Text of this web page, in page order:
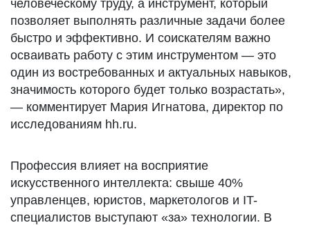
человеческому труду, а инструмент, который
позволяет выполнять различные задачи более
быстро и эффективно. И соискателям важно
осваивать работу с этим инструментом — это
один из востребованных и актуальных навыков,
значимость которого будет только возрастать»,
— комментирует Мария Игнатова, директор по
исследованиям hh.ru.
Профессия влияет на восприятие
искусственного интеллекта: свыше 40%
управленцев, юристов, маркетологов и IT-
специалистов выступают «за» технологии. В